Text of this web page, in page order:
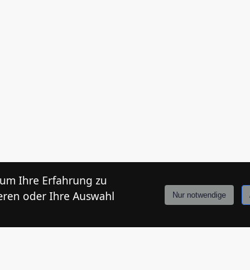
Ihre Erfahrung zu
oder Ihre Auswahl
Nur notwendige